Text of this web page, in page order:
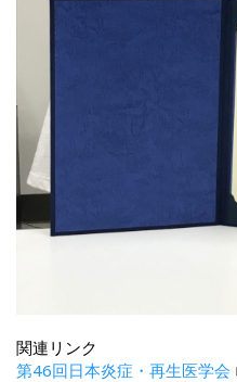
関連リンク
第46回日本炎症・再生医学会